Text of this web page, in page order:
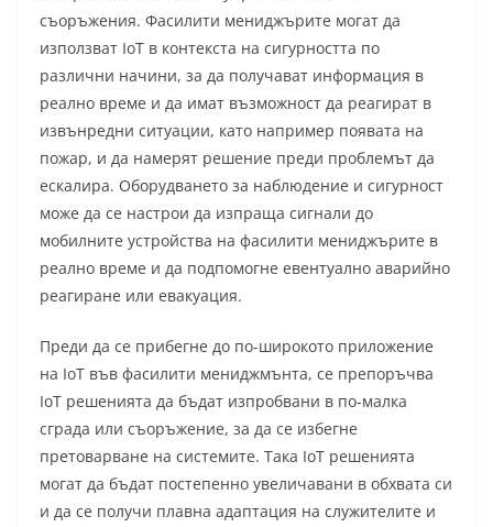
съоръжения. Фасилити мениджърите могат да
използват IoT в контекста на сигурността по
различни начини, за да получават информация в
реално време и да имат възможност да реагират в
извънредни ситуации, като например появата на
пожар, и да намерят решение преди проблемът да
ескалира. Оборудването за наблюдение и сигурност
може да се настрои да изпраща сигнали до
мобилните устройства на фасилити мениджърите в
реално време и да подпомогне евентуално аварийно
реагиране или евакуация.
Преди да се прибегне до по-широкото приложение
на IoT във фасилити мениджмънта, се препоръчва
IoT решенията да бъдат изпробвани в по-малка
сграда или съоръжение, за да се избегне
претоварване на системите. Така IoT решенията
могат да бъдат постепенно увеличавани в обхвата си
и да се получи плавна адаптация на служителите и